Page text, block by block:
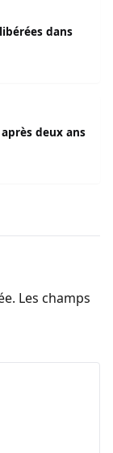
dans
deux ans
Les champs